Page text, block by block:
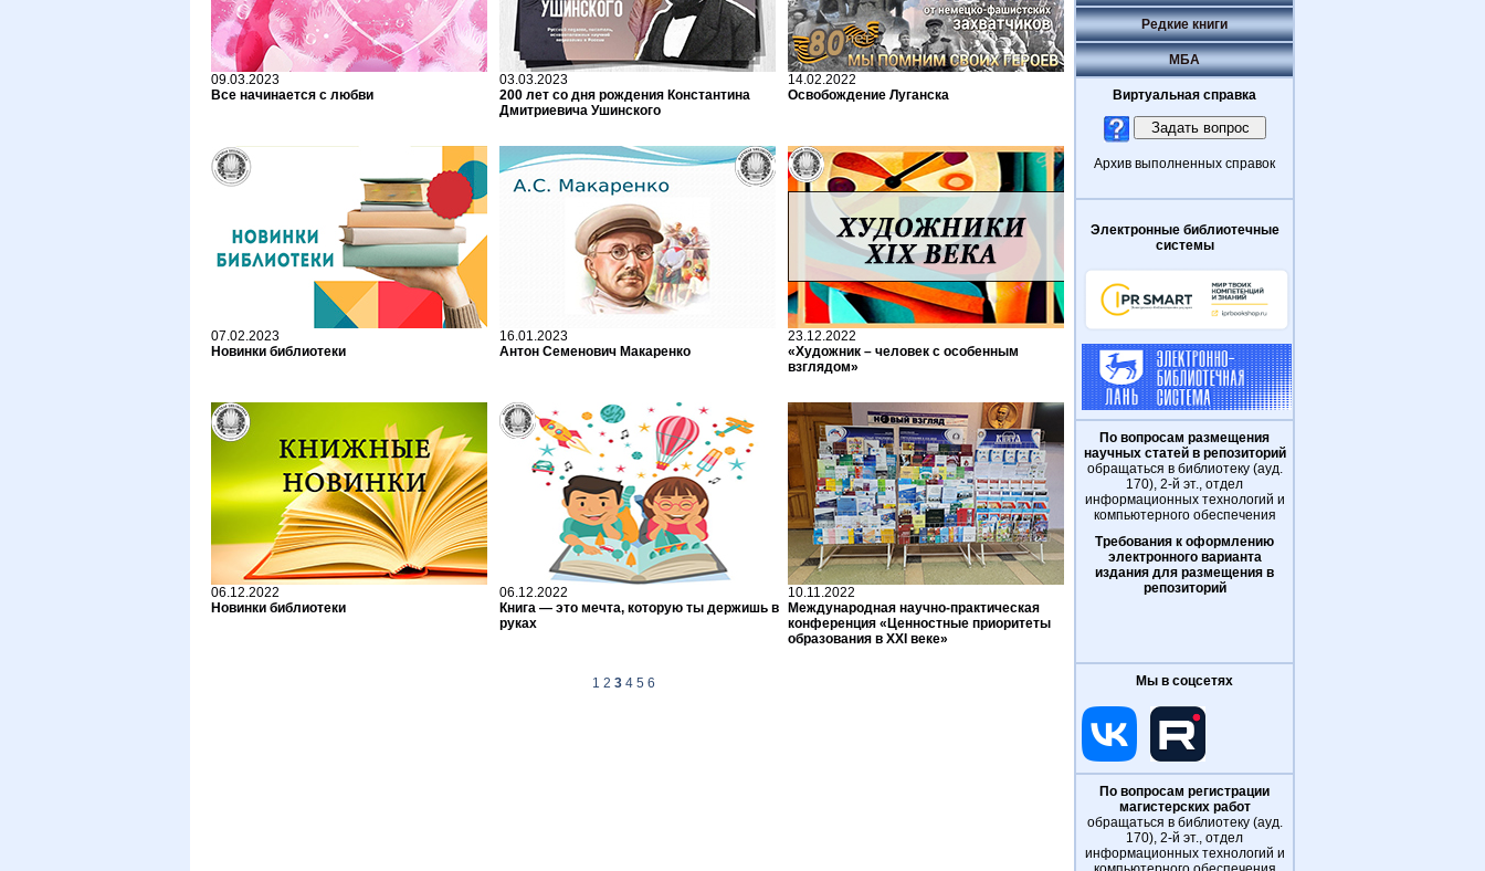
09.03.2023
Все начинается с любви
03.03.2023
200 лет со дня рождения Константина
Дмитриевича Ушинского
14.02.2022
Освобождение Луганска
07.02.2023
Новинки библиотеки
16.01.2023
Антон Семенович Макаренко
23.12.2022
«Художник – человек с особенным
взглядом»
06.12.2022
Новинки библиотеки
06.12.2022
Книга — это мечта, которую ты держишь в
руках
10.11.2022
Международная научно-практическая
конференция «Ценностные приоритеты
образования в XXI веке»
1 2 3 4 5 6
Редкие книги
МБА
Виртуальная справка
Архив выполненных справок
Электронные библиотечные
системы
По вопросам размещения
научных статей в репозиторий
обращаться в библиотеку (ауд.
170), 2-й эт., отдел
информационных технологий и
компьютерного обеспечения
Требования к оформлению
электронного варианта
издания для размещения в
репозиторий
Мы в соцсетях
По вопросам регистрации
магистерских работ
обращаться в библиотеку (ауд.
170), 2-й эт., отдел
информационных технологий и